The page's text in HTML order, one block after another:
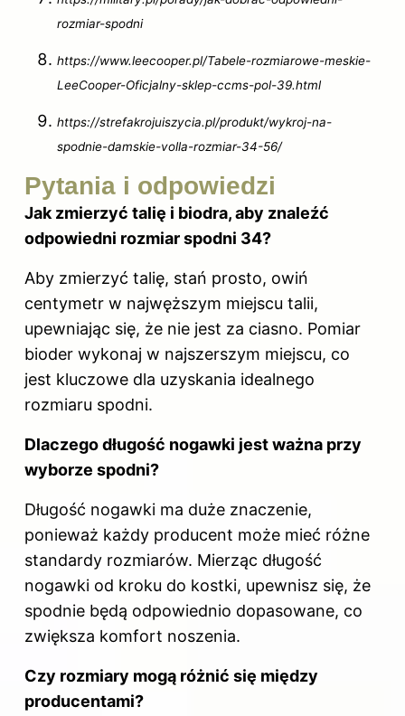
rozmiar-spodni
https://www.leecooper.pl/Tabele-rozmiarowe-meskie-
LeeCooper-Oficjalny-sklep-ccms-pol-39.html
https://strefakrojuiszycia.pl/produkt/wykroj-na-
spodnie-damskie-volla-rozmiar-34-56/
Pytania i odpowiedzi
Jak zmierzyć talię i biodra, aby znaleźć
odpowiedni rozmiar spodni 34?
Aby zmierzyć talię, stań prosto, owiń
centymetr w najwęższym miejscu talii,
upewniając się, że nie jest za ciasno. Pomiar
bioder wykonaj w najszerszym miejscu, co
jest kluczowe dla uzyskania idealnego
rozmiaru spodni.
Dlaczego długość nogawki jest ważna przy
wyborze spodni?
Długość nogawki ma duże znaczenie,
ponieważ każdy producent może mieć różne
standardy rozmiarów. Mierząc długość
nogawki od kroku do kostki, upewnisz się, że
spodnie będą odpowiednio dopasowane, co
zwiększa komfort noszenia.
Czy rozmiary mogą różnić się między
producentami?